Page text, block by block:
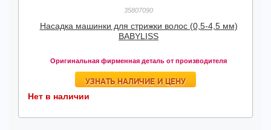
35807090
Насадка машинки для стрижки волос (0,5-4,5 мм)
BABYLISS
Оригинальная фирменная деталь от производителя
УЗНАТЬ НАЛИЧИЕ И ЦЕНУ
Нет в наличии